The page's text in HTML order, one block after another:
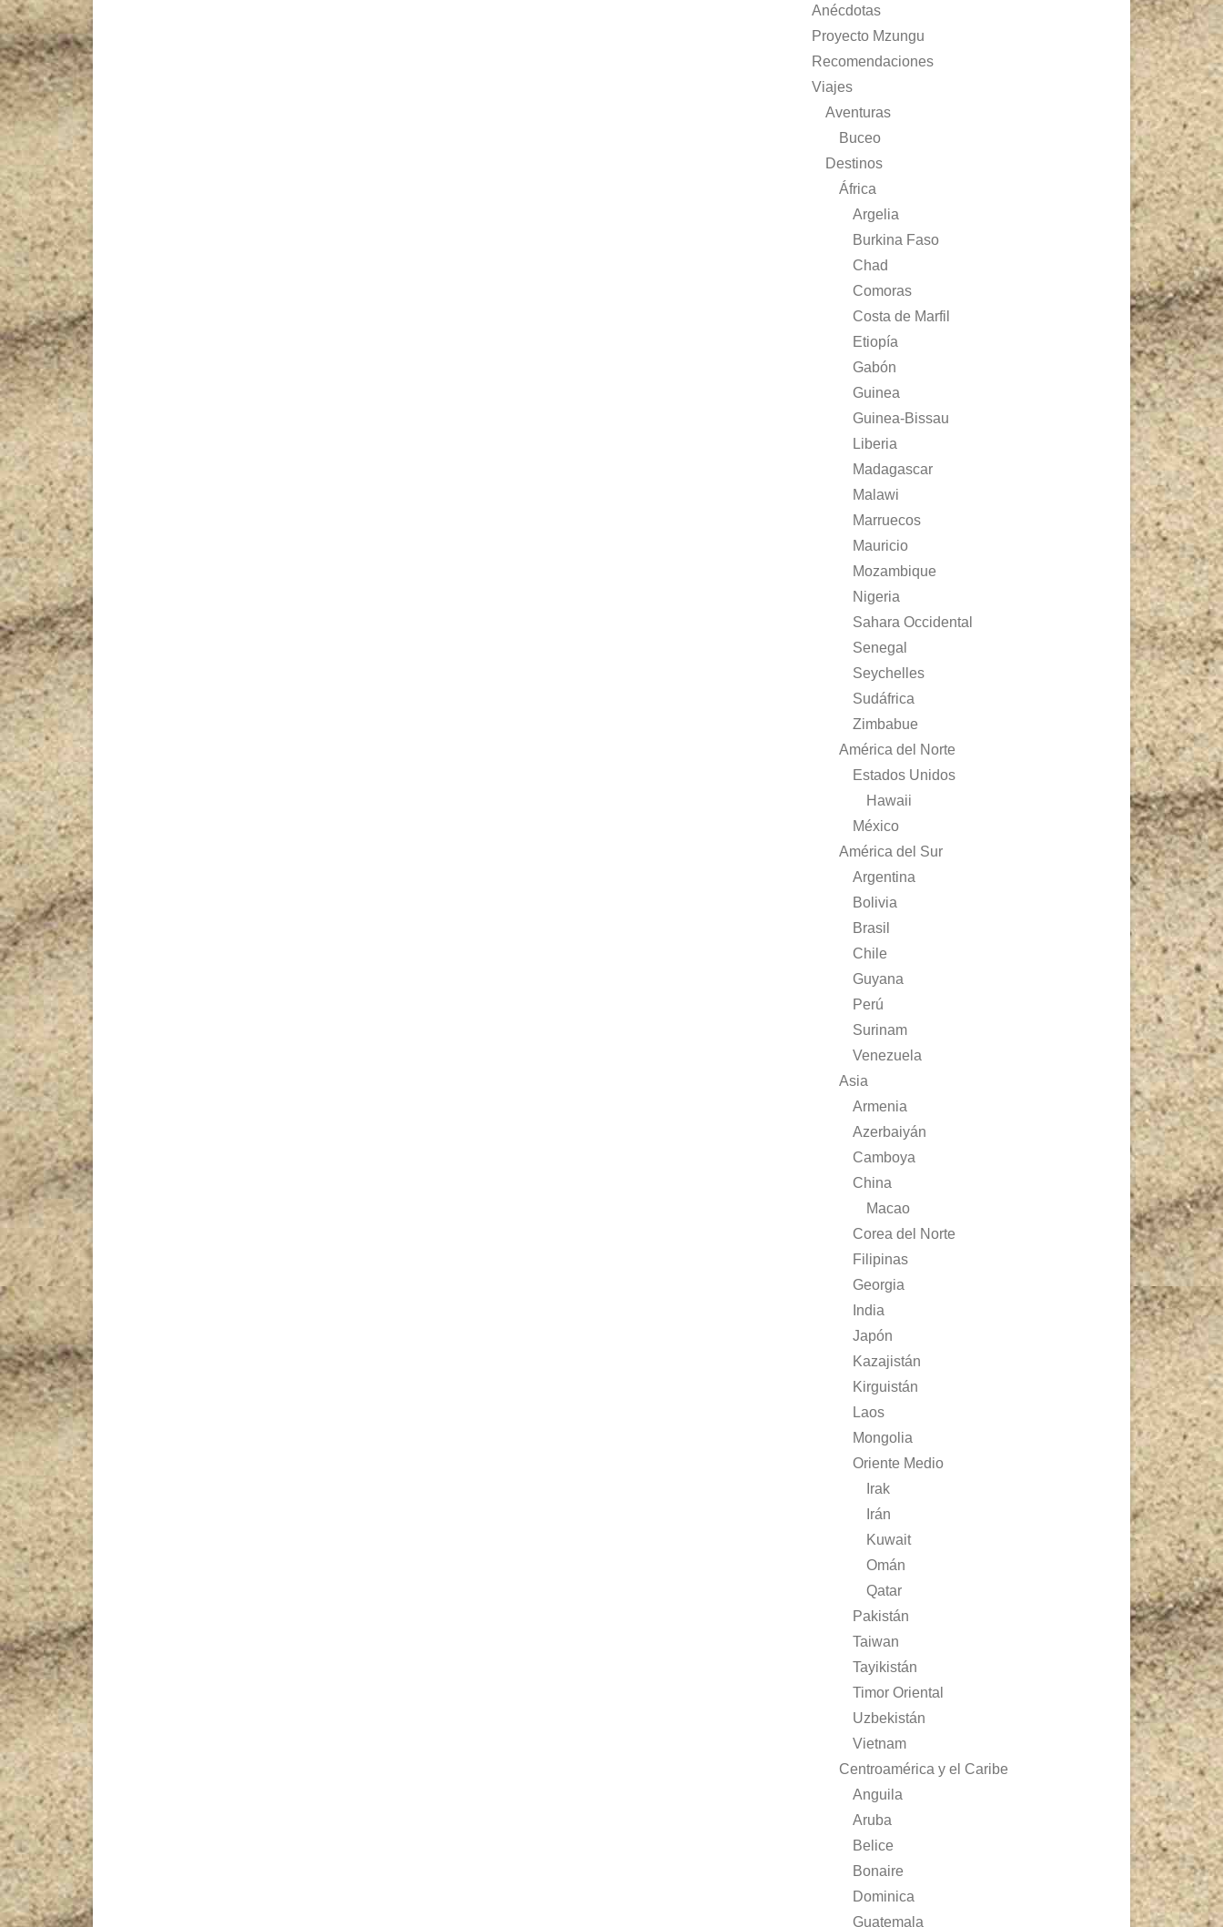
Anécdotas
Proyecto Mzungu
Recomendaciones
Viajes
Aventuras
Buceo
Destinos
África
Argelia
Burkina Faso
Chad
Comoras
Costa de Marfil
Etiopía
Gabón
Guinea
Guinea-Bissau
Liberia
Madagascar
Malawi
Marruecos
Mauricio
Mozambique
Nigeria
Sahara Occidental
Senegal
Seychelles
Sudáfrica
Zimbabue
América del Norte
Estados Unidos
Hawaii
México
América del Sur
Argentina
Bolivia
Brasil
Chile
Guyana
Perú
Surinam
Venezuela
Asia
Armenia
Azerbaiyán
Camboya
China
Macao
Corea del Norte
Filipinas
Georgia
India
Japón
Kazajistán
Kirguistán
Laos
Mongolia
Oriente Medio
Irak
Irán
Kuwait
Omán
Qatar
Pakistán
Taiwan
Tayikistán
Timor Oriental
Uzbekistán
Vietnam
Centroamérica y el Caribe
Anguila
Aruba
Belice
Bonaire
Dominica
Guatemala